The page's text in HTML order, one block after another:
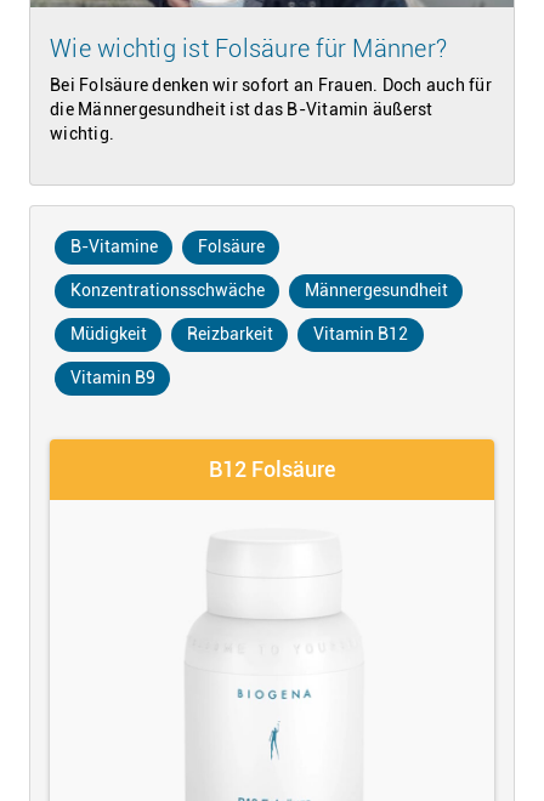
Wie wichtig ist Folsäure für Männer?
Bei Folsäure denken wir sofort an Frauen. Doch auch für
die Männergesundheit ist das B-Vitamin äußerst
wichtig.
B-Vitamine Folsäure
Konzentrationsschwäche Männergesundheit
Müdigkeit Reizbarkeit Vitamin B12
Vitamin B9
B12 Folsäure